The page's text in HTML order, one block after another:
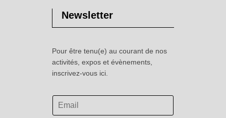
Newsletter
Pour être tenu(e) au courant de nos
activités, expos et évènements,
inscrivez-vous ici.
E